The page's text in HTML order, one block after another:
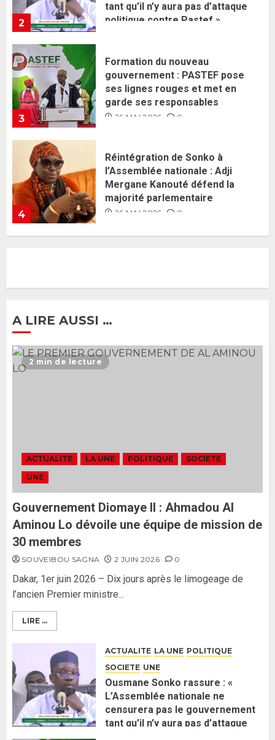
3
garde ses responsables
26 MAI 2026 0
4
Réintégration de Sonko à
l’Assemblée nationale : Adji
Mergane Kanouté défend la
majorité parlementaire
26 MAI 2026 0
5
Guy Marius Sagna inquiet après la
nomination d’Al Aminou Lo : «
J’espère me tromper »
26 MAI 2026 0
Ousmane Sonko rassure : «
L’Assemblée nationale ne
3
gouvernement : PASTEF pose
A LIRE AUSSI …
2 min de lecture
ACTUALITE LA UNE POLITIQUE
SOCIETE
UNE
Gouvernement Diomaye II : Ahmadou Al
Aminou Lo dévoile une équipe de mission de
30 membres
SOUVEIBOU SAGNA 2 JUIN 2026 0
Dakar, 1er juin 2026 – Dix jours après le limogeage de
l’ancien Premier ministre...
LIRE ...
ACTUALITE LA UNE POLITIQUE
SOCIETE UNE
Ousmane Sonko rassure : «
L’Assemblée nationale ne
censurera pas le gouvernement
tant qu’il n’y aura pas d’attaque